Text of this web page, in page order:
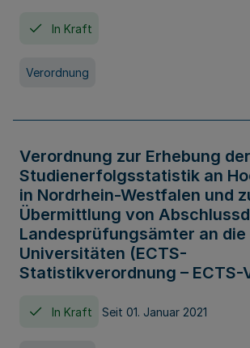
In Kraft
Verordnung
Verordnung zur Erhebung der
Studienerfolgsstatistik an
in Nordrhein-Westfalen und
Übermittlung von
Landesprüfungsämter an die
Universitäten (ECTS-
Statistikverordnung – ECTS-
In Kraft Seit 01. Januar 2021